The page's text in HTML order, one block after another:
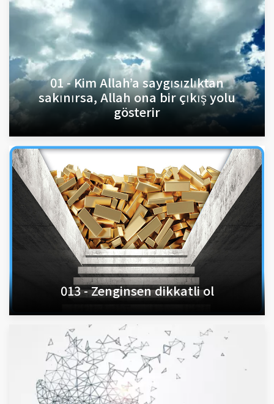
01 - Kim Allah’a saygısızlıktan
sakınırsa, Allah ona bir çıkış yolu
gösterir
013 - Zenginsen dikkatli ol